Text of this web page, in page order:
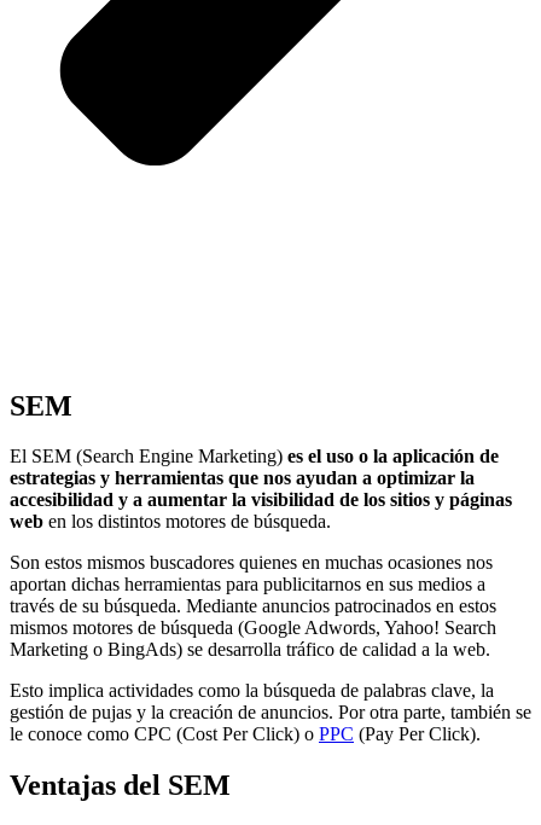
SEM
El SEM (Search Engine Marketing) es el uso o la aplicación de
estrategias y herramientas que nos ayudan a optimizar la
accesibilidad y a aumentar la visibilidad de los sitios y páginas
web en los distintos motores de búsqueda.
Son estos mismos buscadores quienes en muchas ocasiones nos
aportan dichas herramientas para publicitarnos en sus medios a
través de su búsqueda. Mediante anuncios patrocinados en estos
mismos motores de búsqueda (Google Adwords, Yahoo! Search
Marketing o BingAds) se desarrolla tráfico de calidad a la web.
Esto implica actividades como la búsqueda de palabras clave, la
gestión de pujas y la creación de anuncios. Por otra parte, también se
le conoce como CPC (Cost Per Click) o PPC (Pay Per Click).
Ventajas del SEM